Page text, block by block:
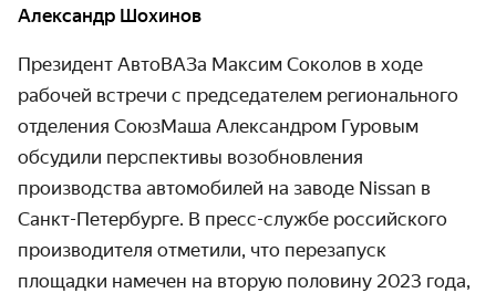
Александр Шохинов
Президент АвтоВАЗа Максим Соколов в ходе
рабочей встречи с председателем регионального
отделения СоюзМаша Александром Гуровым
обсудили перспективы возобновления
производства автомобилей на заводе Nissan в
Санкт-Петербурге. В пресс-службе российского
производителя отметили, что перезапуск
площадки намечен на вторую половину 2023 года,